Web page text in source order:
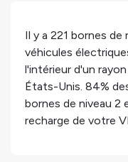
Il y a 221 bornes de
véhicules
l'intérieur d'un rayon
États-Unis. 84%
bornes de niveau 2
recharge de votre